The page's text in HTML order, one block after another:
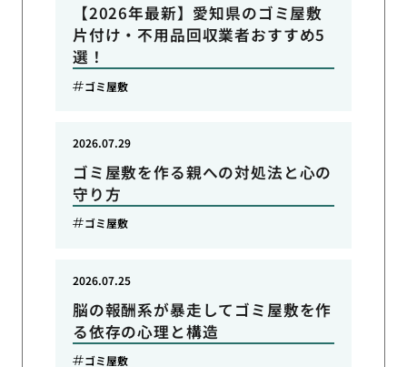
【2026年最新】愛知県のゴミ屋敷
片付け・不用品回収業者おすすめ5
選！
ゴミ屋敷
ゴミ屋敷を作る親への対処法と心の
守り方
2026.07.29
ゴミ屋敷
脳の報酬系が暴走してゴミ屋敷を作
る依存の心理と構造
2026.07.25
ゴミ屋敷